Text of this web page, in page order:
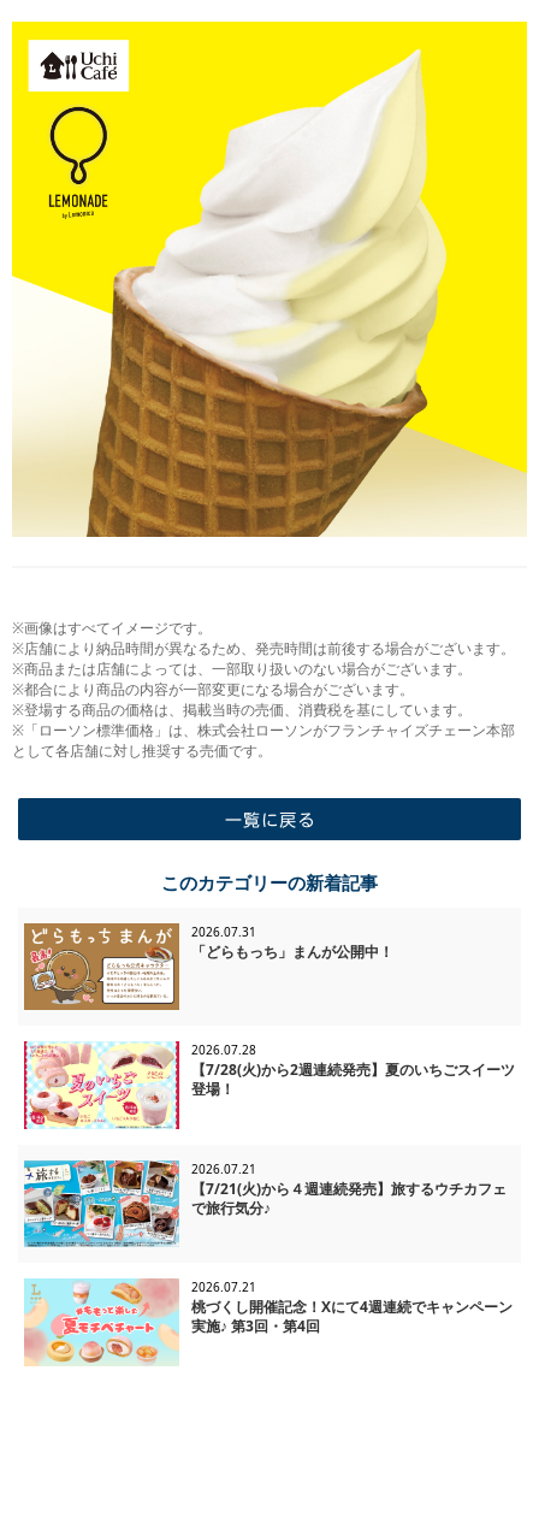
※画像はすべてイメージです。
※店舗により納品時間が異なるため、発売時間は前後する場合がございます。
※商品または店舗によっては、一部取り扱いのない場合がございます。
※都合により商品の内容が一部変更になる場合がございます。
※登場する商品の価格は、掲載当時の売価、消費税を基にしています。
※「ローソン標準価格」は、株式会社ローソンがフランチャイズチェーン本部
として各店舗に対し推奨する売価です。
このカテゴリーの新着記事
2026.07.31
「どらもっち」まんが公開中！
2026.07.28
【7/28(火)から2週連続発売】夏のいちごスイーツ
登場！
2026.07.21
【7/21(火)から４週連続発売】旅するウチカフェ
で旅行気分♪
2026.07.21
桃づくし開催記念！Xにて4週連続でキャンペーン
実施♪ 第3回・第4回